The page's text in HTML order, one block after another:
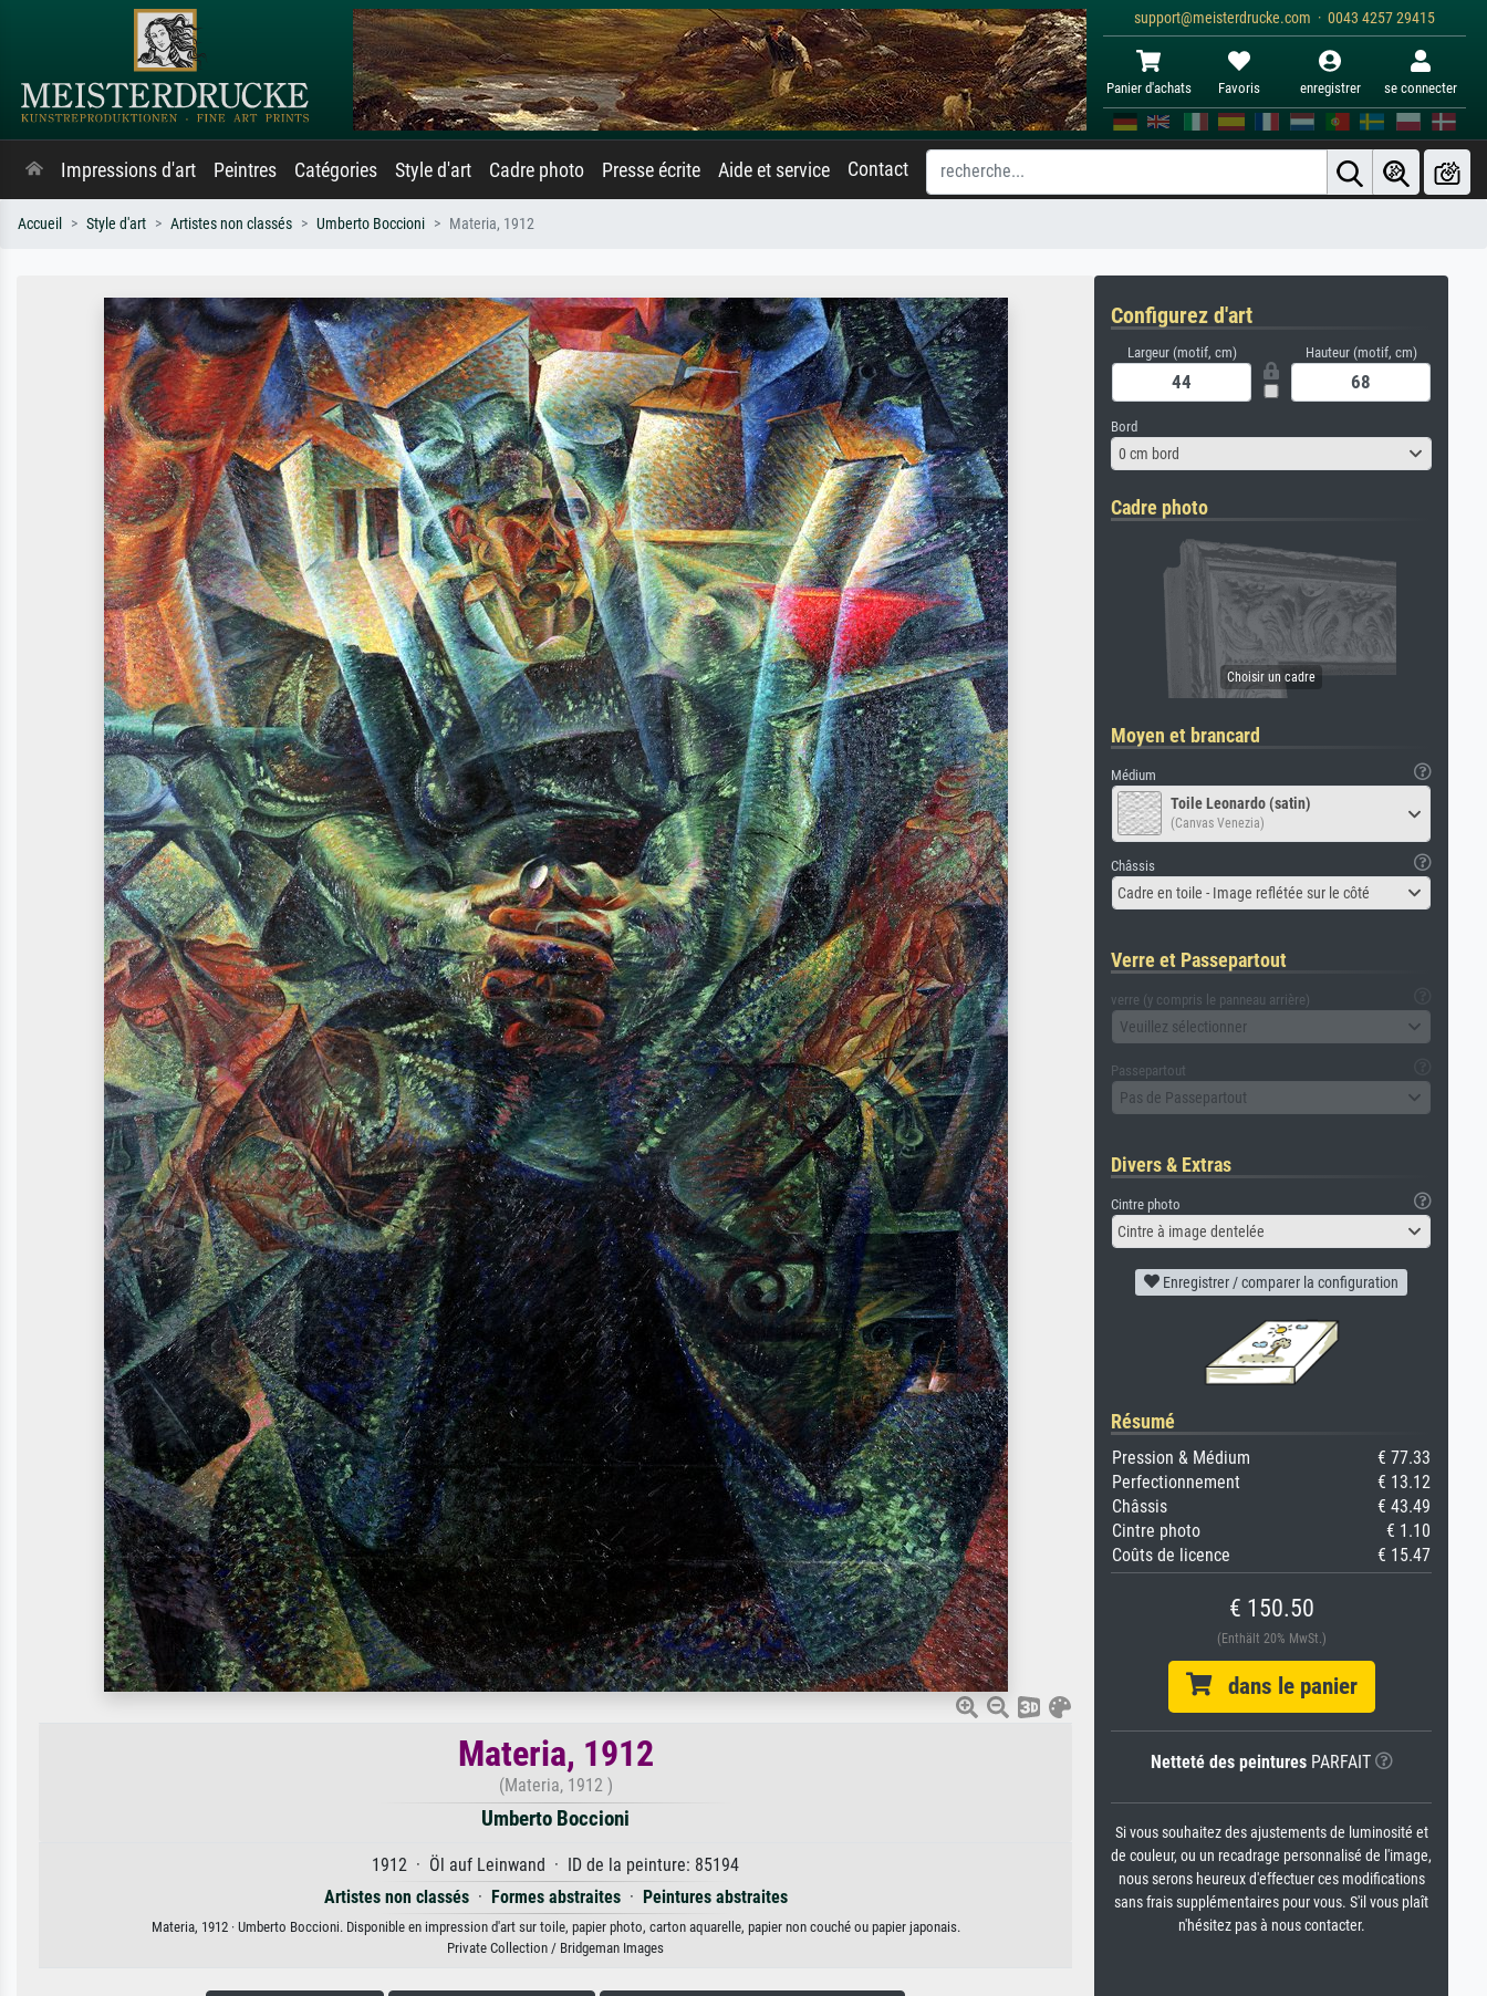
support@meisterdrucke.com · 0043 4257 29415
Panier d'achats Favoris enregistrer se connecter
Impressions d'art Peintres Catégories Style d'art Cadre photo Presse écrite Aide et service Contact
Accueil Style d'art Artistes non classés Umberto Boccioni Materia, 1912
Materia, 1912
(Materia, 1912 )
Umberto Boccioni
1912 · Öl auf Leinwand · ID de la peinture: 85194
Artistes non classés· Formes abstraites· Peintures abstraites
Materia, 1912 · Umberto Boccioni. Disponible en impression d'art sur toile, papier photo, carton aquarelle, papier non couché ou papier japonais.
Private Collection / Bridgeman Images
Configurez d'art
Largeur (motif, cm) Hauteur (motif, cm)
Bord
0 cm bord
Cadre photo
Moyen et brancard
Médium
Toile Leonardo (satin)
(Canvas Venezia)
Châssis
Cadre en toile - Image reflétée sur le côté
Verre et Passepartout
verre (y compris le panneau arrière)
Veuillez sélectionner
Passepartout
Pas de Passepartout
Divers & Extras
Cintre photo
Cintre à image dentelée
Enregistrer / comparer la configuration
Résumé
Pression & Médium
€ 77.33
Perfectionnement
€ 13.12
Châssis
€ 43.49
Cintre photo
€ 1.10
Coûts de licence
€ 15.47
€ 150.50
(Enthält 20% MwSt.)
dans le panier
Netteté des peinturesPARFAIT
Si vous souhaitez des ajustements de luminosité et
de couleur, ou un recadrage personnalisé de l'image,
nous serons heureux d'effectuer ces modifications
sans frais supplémentaires pour vous. S'il vous plaît
n'hésitez pas à nous contacter.